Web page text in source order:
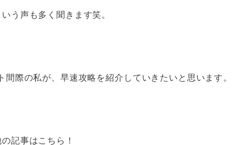
う声も多く聞きます笑。
間際の私が、早速攻略を紹介していきたいと思います。
記事はこちら！